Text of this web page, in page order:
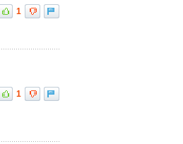
1
1